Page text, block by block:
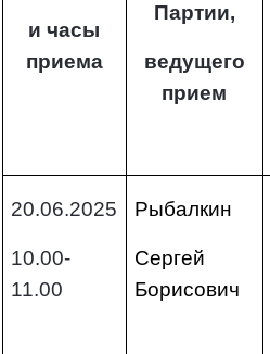
и часы
приема
Партии,
ведущего
прием
20.06.2025
10.00-
11.00
Рыбалкин
Сергей
Борисович